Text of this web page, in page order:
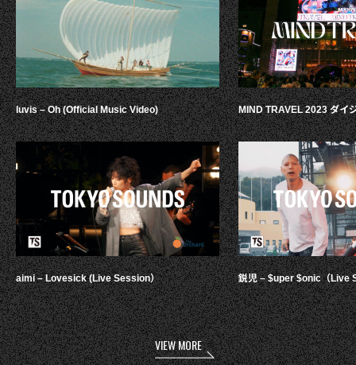
luvis – Oh (Official Music Video)
aimi – Lovesick (Live Session）
MIND TRAVEL 2023 ダイ
鋭児 – $uper $onic（Live
VIEW MORE